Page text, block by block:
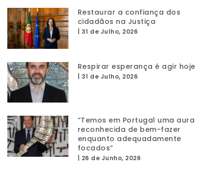
Restaurar a confiança dos
cidadãos na Justiça
31 de Julho, 2026
Respirar esperança é agir hoje
31 de Julho, 2026
“Temos em Portugal uma aura
reconhecida de bem-fazer
enquanto adequadamente
focados”
26 de Junho, 2026